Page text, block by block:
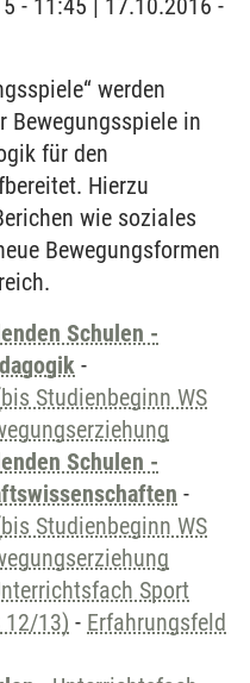
- 11:45 | 17.10.2016 -
werden
Bewegungsspiele in
für den
Hierzu
wie soziales
Bewegungsformen
Schulen -
-
Studienbeginn WS
Schulen -
-
Studienbeginn WS
Sport
12/13) - Erfahrungsfeld